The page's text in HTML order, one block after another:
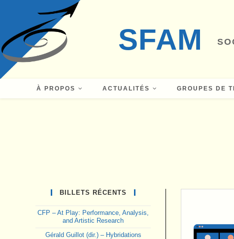
content
SFAM
À PROPOS ACTUALITÉS GROUPES DE
BILLETS RÉCENTS
CFP – At Play: Performance, Analysis,
and Artistic Research
Gérald Guillot (dir.) – Hybridations